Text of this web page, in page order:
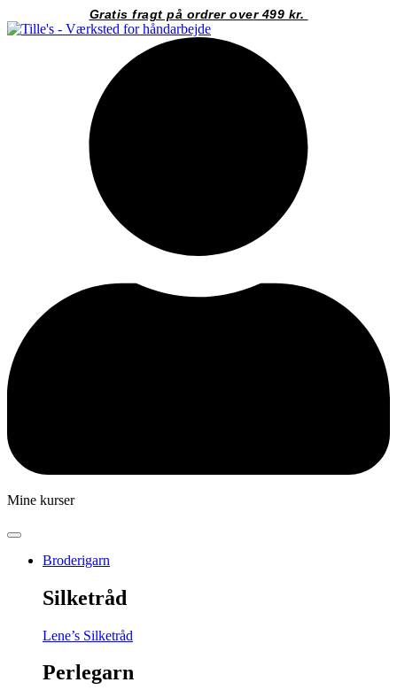
til
Gratis fragt på ordrer over 499 kr.
Mine kurser
Broderigarn
Silketråd
Lene’s Silketråd
Perlegarn